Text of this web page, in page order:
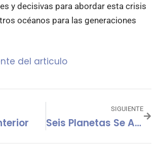
y decisivas para abordar esta crisis
océanos para las generaciones
del articulo
SIGUIENTE
Seis Planetas Se Alinearon Y Fueron Visibles A Simple Vista Durante Diez Días